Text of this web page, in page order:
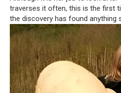
traverses it often, this is the first
the discovery has found anything